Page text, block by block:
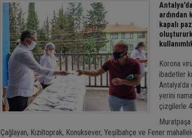
ardından
kapalı
Korona
ibadetler
yerini
çizgilerle
Çağlayan, Kızıltoprak, Konuksever, Yeşilbahçe ve Fener